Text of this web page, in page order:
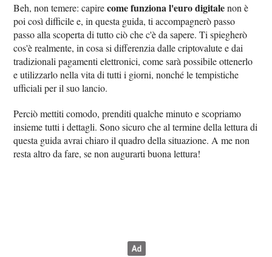
Beh, non temere: capirecome funziona l'euro digitalenon è
poi così difficile e, in questa guida, ti accompagnerò passo
passo alla scoperta di tutto ciò che c'è da sapere. Ti spiegherò
cos'è realmente, in cosa si differenzia dalle criptovalute e dai
tradizionali pagamenti elettronici, come sarà possibile ottenerlo
e utilizzarlo nella vita di tutti i giorni, nonché le tempistiche
ufficiali per il suo lancio.
Perciò mettiti comodo, prenditi qualche minuto e scopriamo
insieme tutti i dettagli. Sono sicuro che al termine della lettura di
questa guida avrai chiaro il quadro della situazione. A me non
resta altro da fare, se non augurarti buona lettura!